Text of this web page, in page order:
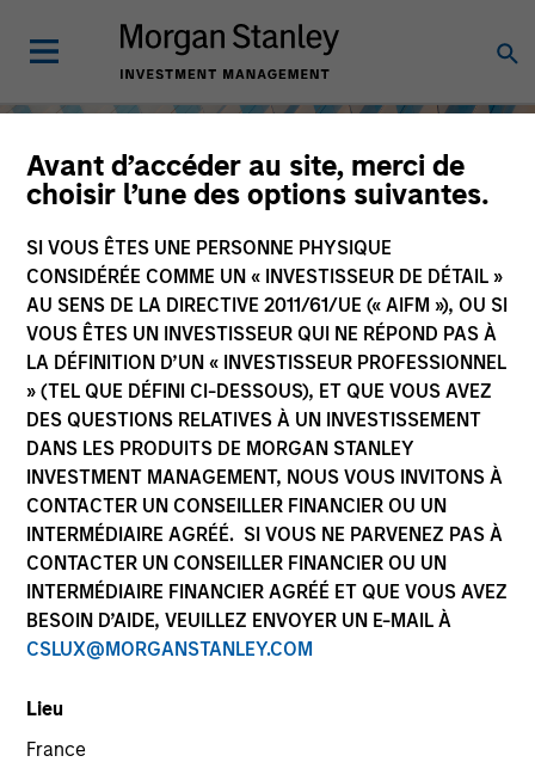
Avant d’accéder au site, merci de
choisir l’une des options suivantes.
SI VOUS ÊTES UNE PERSONNE PHYSIQUE
CONSIDÉRÉE COMME UN « INVESTISSEUR DE DÉTAIL »
AU SENS DE LA DIRECTIVE 2011/61/UE (« AIFM »), OU SI
VOUS ÊTES UN INVESTISSEUR QUI NE RÉPOND PAS À
LA DÉFINITION D’UN « INVESTISSEUR PROFESSIONNEL
» (TEL QUE DÉFINI CI-DESSOUS), ET QUE VOUS AVEZ
DES QUESTIONS RELATIVES À UN INVESTISSEMENT
DANS LES PRODUITS DE MORGAN STANLEY
INVESTMENT MANAGEMENT, NOUS VOUS INVITONS À
CONTACTER UN CONSEILLER FINANCIER OU UN
INTERMÉDIAIRE AGRÉÉ. SI VOUS NE PARVENEZ PAS À
CONTACTER UN CONSEILLER FINANCIER OU UN
INTERMÉDIAIRE FINANCIER AGRÉÉ ET QUE VOUS AVEZ
BESOIN D’AIDE, VEUILLEZ ENVOYER UN E-MAIL À
CSLUX@MORGANSTANLEY.COM
Lieu
France
Actions
Équipes